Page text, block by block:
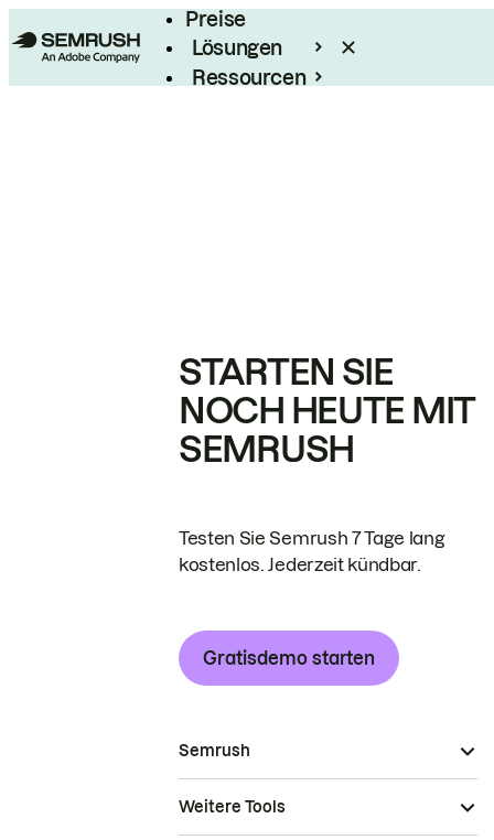
Preise
Lösungen
Ressourcen
STARTEN SIE
NOCH HEUTE MIT
SEMRUSH
Testen Sie Semrush 7 Tage lang
kostenlos. Jederzeit kündbar.
Gratisdemo starten
Semrush
Weitere Tools